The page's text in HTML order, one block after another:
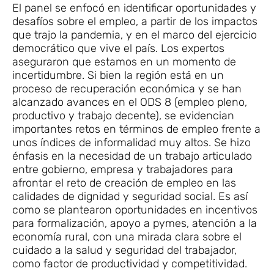
El panel se enfocó en identificar oportunidades y
desafíos sobre el empleo, a partir de los impactos
que trajo la pandemia, y en el marco del ejercicio
democrático que vive el país. Los expertos
aseguraron que estamos en un momento de
incertidumbre. Si bien la región está en un
proceso de recuperación económica y se han
alcanzado avances en el ODS 8 (empleo pleno,
productivo y trabajo decente), se evidencian
importantes retos en términos de empleo frente a
unos índices de informalidad muy altos. Se hizo
énfasis en la necesidad de un trabajo articulado
entre gobierno, empresa y trabajadores para
afrontar el reto de creación de empleo en las
calidades de dignidad y seguridad social. Es así
como se plantearon oportunidades en incentivos
para formalización, apoyo a pymes, atención a la
economía rural, con una mirada clara sobre el
cuidado a la salud y seguridad del trabajador,
como factor de productividad y competitividad.